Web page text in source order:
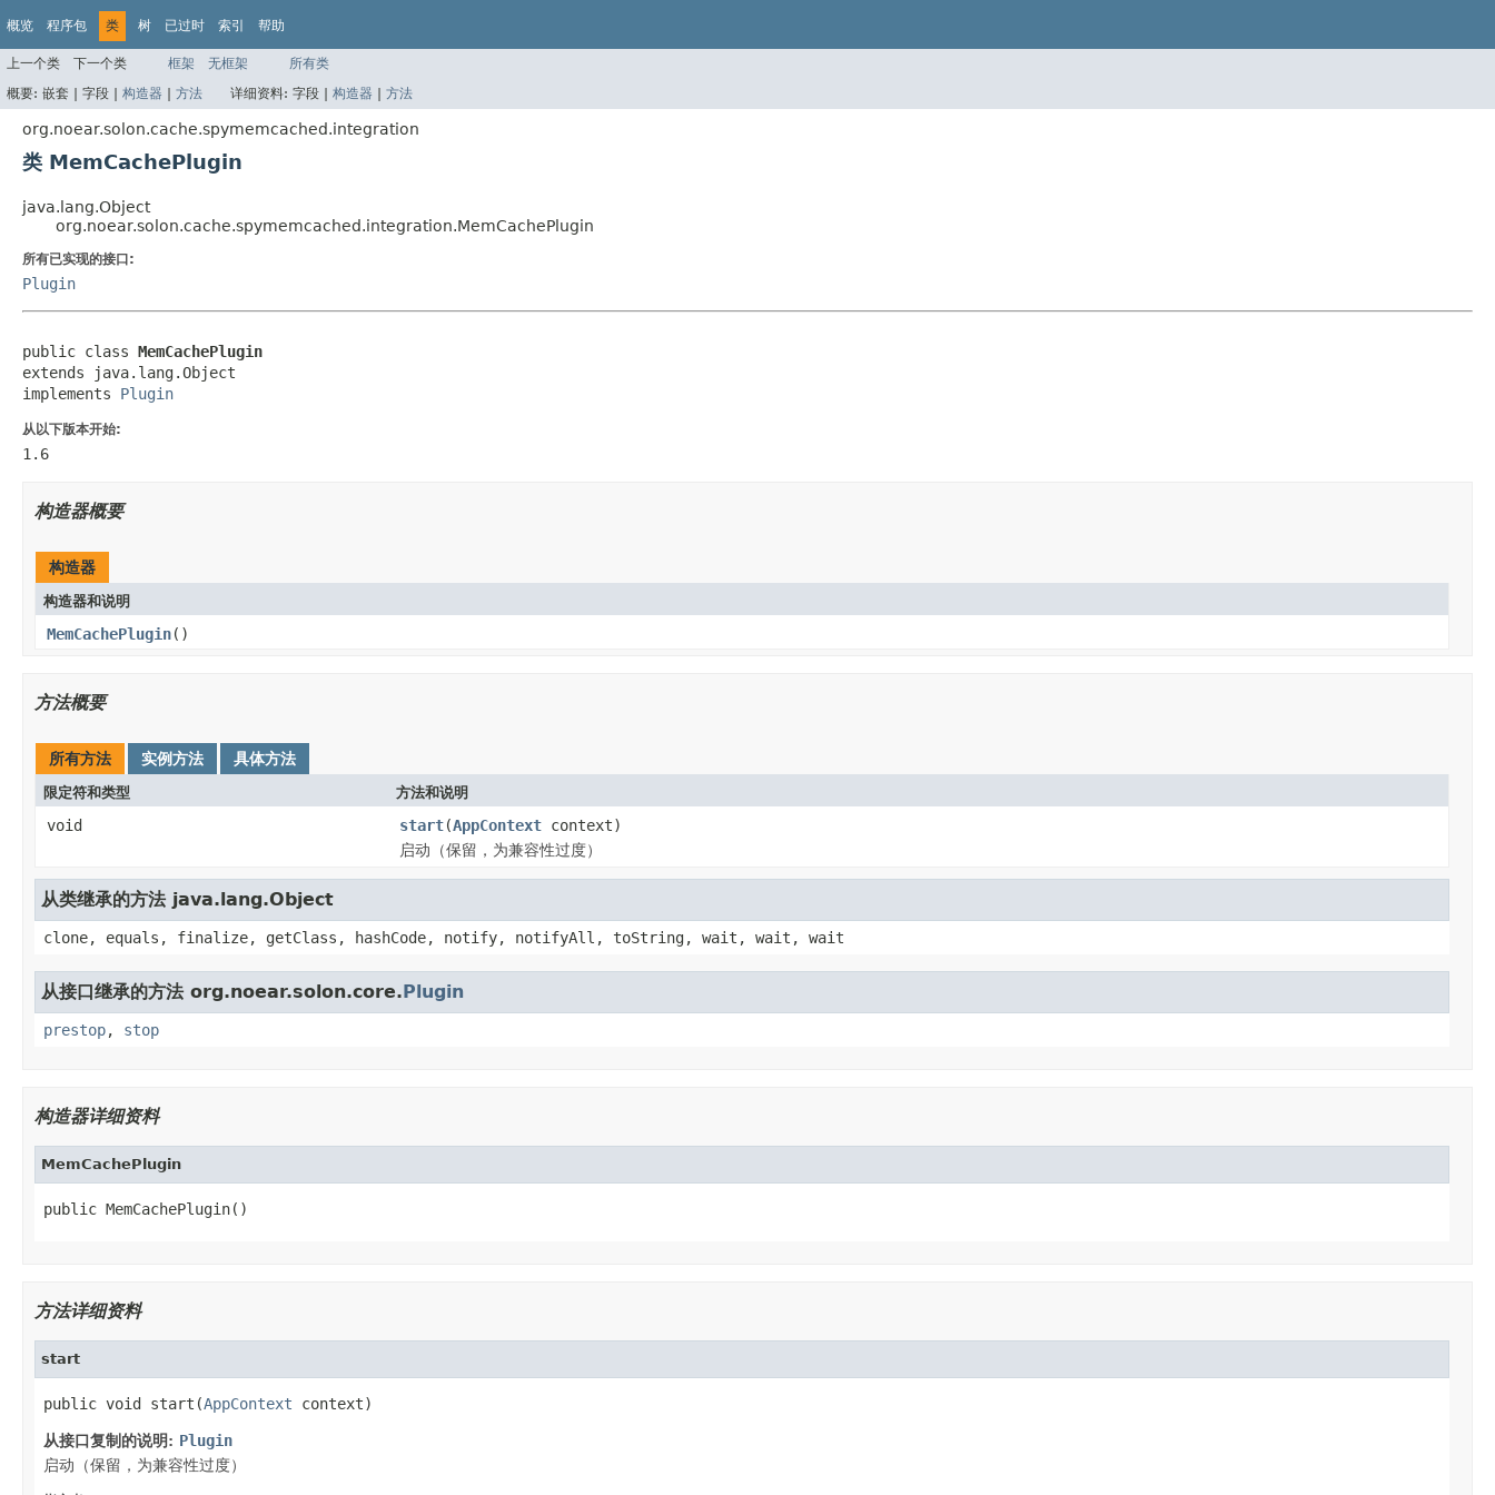
概览 程序包 类 树 已过时 索引 帮助
上一个类 下一个类 框架 无框架
所有类
概要: 嵌套 | 字段 | 构造器 | 方法 详细资料: 字段 | 构造器 | 方法
org.noear.solon.cache.spymemcached.integration
类 MemCachePlugin
java.lang.Object
org.noear.solon.cache.spymemcached.integration.MemCachePlugin
所有已实现的接口:
Plugin
public class MemCachePlugin
extends java.lang.Object
implements Plugin
从以下版本开始:
1.6
构造器概要
构造器
构造器和说明
MemCachePlugin()
方法概要
所有方法 实例方法 具体方法
限定符和类型 方法和说明
void start(AppContext context)
启动（保留，为兼容性过度）
从类继承的方法 java.lang.Object
clone, equals, finalize, getClass, hashCode, notify, notifyAll, toString, wait, wait, wait
从接口继承的方法 org.noear.solon.core.Plugin
prestop, stop
构造器详细资料
MemCachePlugin
public MemCachePlugin()
方法详细资料
start
public void start(AppContext context)
从接口复制的说明: Plugin
启动（保留，为兼容性过度）